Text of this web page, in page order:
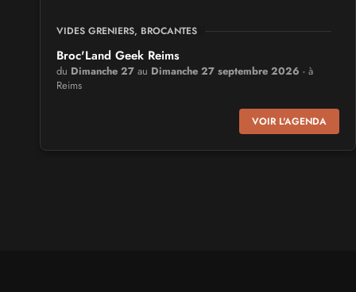
VIDES GRENIERS, BROCANTES
Broc'Land Geek Reims
du Dimanche 27 au Dimanche 27 septembre 2026 - à
Reims
MangAnime
VOIR L'AGENDA